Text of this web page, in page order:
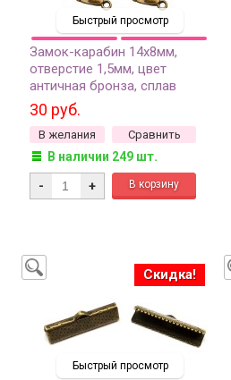
Быстрый просмотр
Замок-карабин 14х8мм,
отверстие 1,5мм, цвет
античная бронза, сплав
металлов, 07-005, 4шт
30 руб.
В желания Сравнить
В наличии 249 шт.
- +
Быстрый просмотр
Скидка!